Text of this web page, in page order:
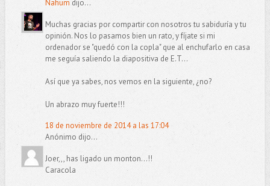
Nahum dijo...
Muchas gracias por compartir con nosotros tu sabiduría y tu
opinión. Nos lo pasamos bien un rato, y fíjate si mi
ordenador se "quedó con la copla" que al enchufarlo en casa
me seguía saliendo la diapositiva de E.T...
Así que ya sabes, nos vemos en la siguiente, ¿no?
Un abrazo muy fuerte!!!
18 de noviembre de 2014 a las 17:04
Anónimo dijo...
Joer,,, has ligado un monton...!!
Caracola